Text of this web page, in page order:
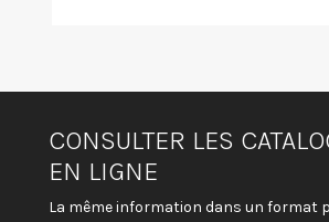
CONSULTER LES
EN LIGNE
La même information dans un format